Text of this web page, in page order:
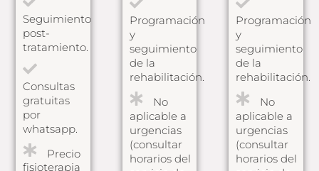
Seguimiento
post-
tratamiento.
Consultas
gratuitas
por
whatsapp.
Precio
fisioterapia
Programación
y
seguimiento
de la
rehabilitación.
No
aplicable a
urgencias
(consultar
horarios del
Programación
y
seguimiento
de la
rehabilitación.
No
aplicable a
urgencias
(consultar
horarios del